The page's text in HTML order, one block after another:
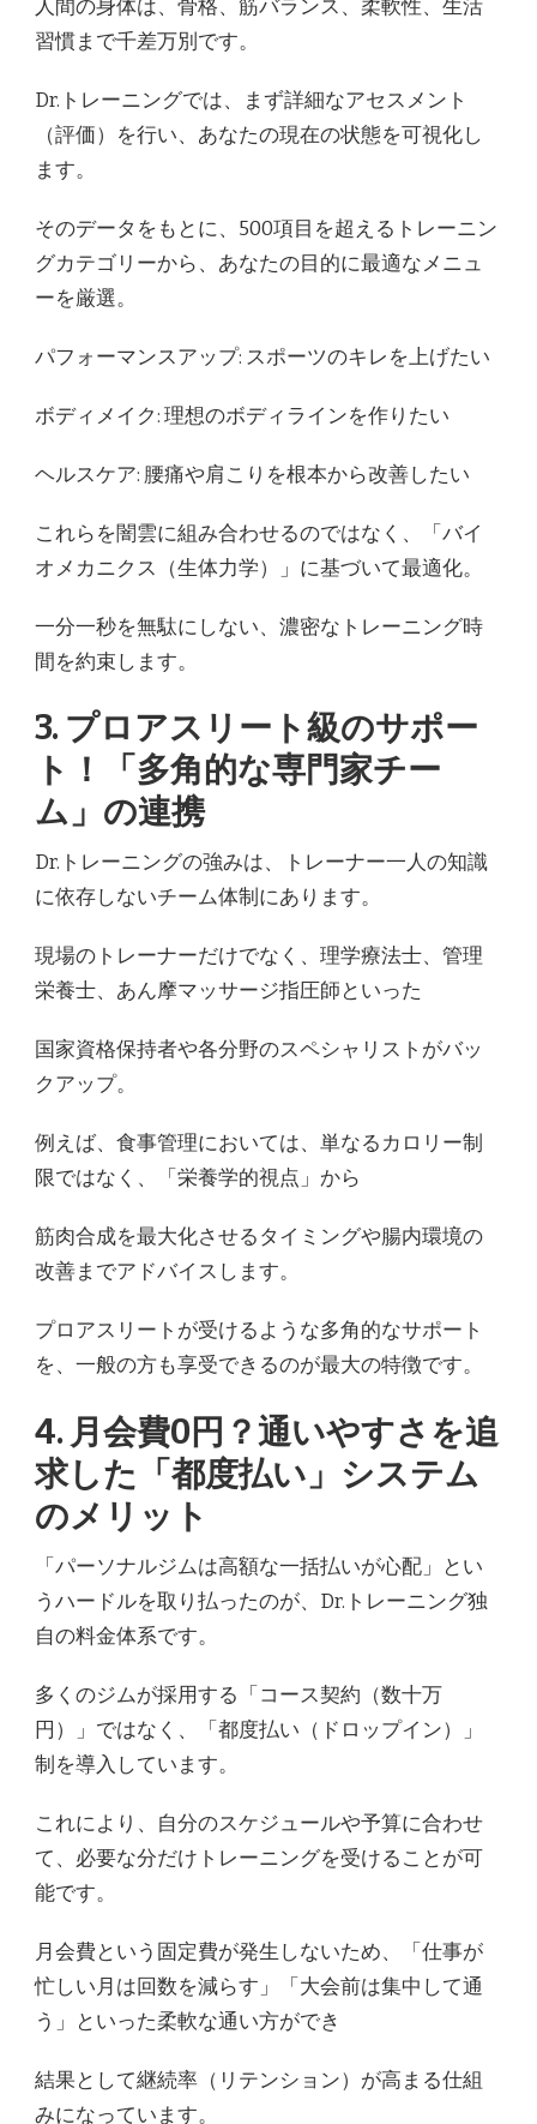
人間の身体は、骨格、筋バランス、柔軟性、生活
習慣まで千差万別です。
Dr.トレーニングでは、まず詳細なアセスメント
（評価）を行い、あなたの現在の状態を可視化し
ます。
そのデータをもとに、500項目を超えるトレーニン
グカテゴリーから、あなたの目的に最適なメニュ
ーを厳選。
パフォーマンスアップ: スポーツのキレを上げたい
ボディメイク: 理想のボディラインを作りたい
ヘルスケア: 腰痛や肩こりを根本から改善したい
これらを闇雲に組み合わせるのではなく、「バイ
オメカニクス（生体力学）」に基づいて最適化。
一分一秒を無駄にしない、濃密なトレーニング時
間を約束します。
3. プロアスリート級のサポー
ト！「多角的な専門家チー
ム」の連携
Dr.トレーニングの強みは、トレーナー一人の知識
に依存しないチーム体制にあります。
現場のトレーナーだけでなく、理学療法士、管理
栄養士、あん摩マッサージ指圧師といった
国家資格保持者や各分野のスペシャリストがバッ
クアップ。
例えば、食事管理においては、単なるカロリー制
限ではなく、「栄養学的視点」から
筋肉合成を最大化させるタイミングや腸内環境の
改善までアドバイスします。
プロアスリートが受けるような多角的なサポート
を、一般の方も享受できるのが最大の特徴です。
4. 月会費0円？通いやすさを追
求した「都度払い」システム
のメリット
「パーソナルジムは高額な一括払いが心配」とい
うハードルを取り払ったのが、Dr.トレーニング独
自の料金体系です。
多くのジムが採用する「コース契約（数十万
円）」ではなく、「都度払い（ドロップイン）」
制を導入しています。
これにより、自分のスケジュールや予算に合わせ
て、必要な分だけトレーニングを受けることが可
能です。
月会費という固定費が発生しないため、「仕事が
忙しい月は回数を減らす」「大会前は集中して通
う」といった柔軟な通い方ができ
結果として継続率（リテンション）が高まる仕組
みになっています。